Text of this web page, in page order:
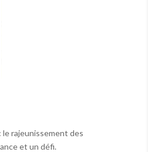
le rajeunissement des
et un défi.